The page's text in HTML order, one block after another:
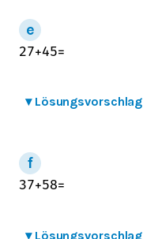
27+45=
▾ Lösungsvorschlag
37+58=
▾ Lösungsvorschlag